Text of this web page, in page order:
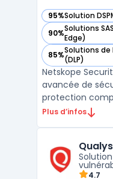
95%Solution
— voir Netskope
90%Solutions
Edge)
— voir Netskope
85%Solutions de
(DLP)
— voir Netskope
Netskope
avancée de
protection
applications
entreprises de
l'accès à leurs
Plus d’infos
Qualys
4.7